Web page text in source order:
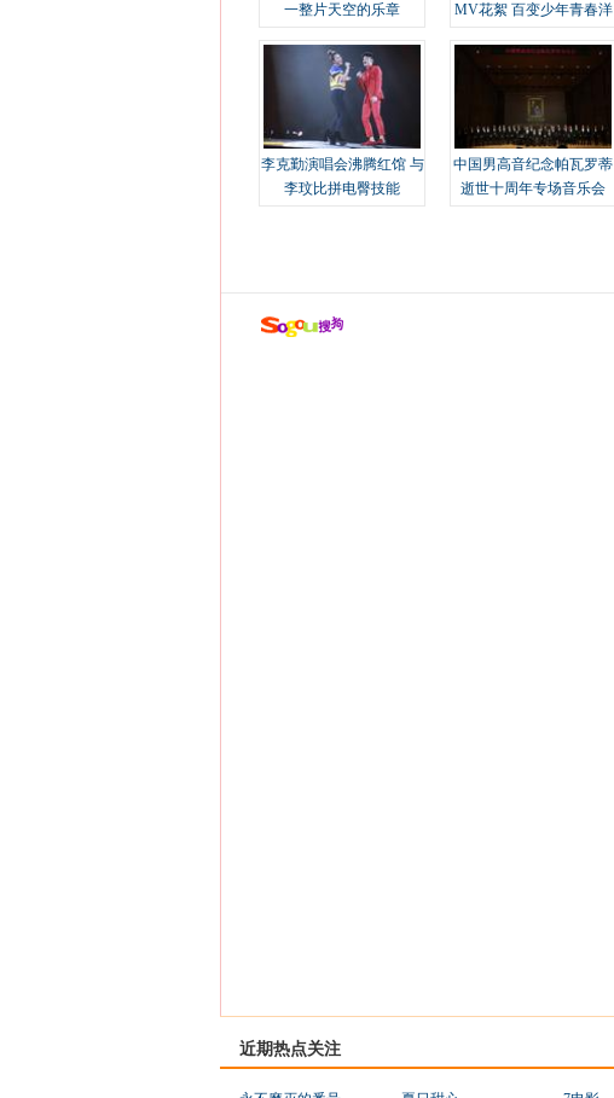
一整片天空的乐章
MV花絮 百变少年青春洋
李克勤演唱会沸腾红馆 与
李玟比拼电臀技能
中国男高音纪念帕瓦罗蒂
逝世十周年专场音乐会
近期热点关注